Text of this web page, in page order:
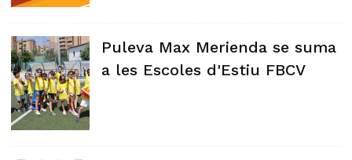
Puleva Max Merienda se suma
a les Escoles d'Estiu FBCV